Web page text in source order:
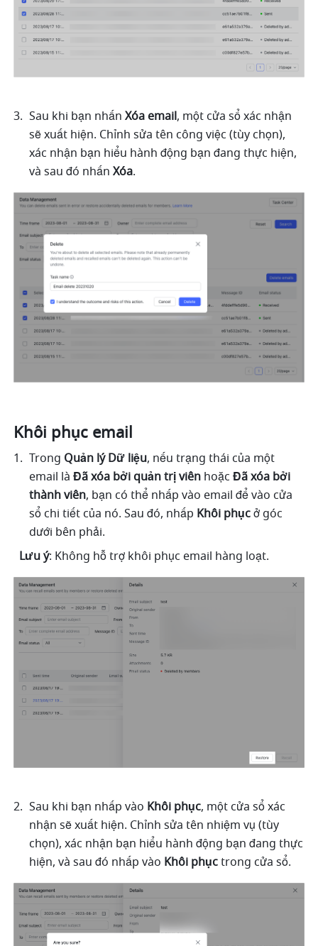
Sau khi bạn nhấn Xóa email, một cửa sổ xác nhận
sẽ xuất hiện. Chỉnh sửa tên công việc (tùy chọn),
xác nhận bạn hiểu hành động bạn đang thực hiện,
và sau đó nhấn Xóa.
Khôi phục email
Trong Quản lý Dữ liệu, nếu trạng thái của một
email là Đã xóa bởi quản trị viên hoặc Đã xóa bởi
thành viên, bạn có thể nhấp vào email để vào cửa
sổ chi tiết của nó. Sau đó, nhấp Khôi phục ở góc
dưới bên phải.
Lưu ý: Không hỗ trợ khôi phục email hàng loạt.
Sau khi bạn nhấp vào Khôi phục, một cửa sổ xác
nhận sẽ xuất hiện. Chỉnh sửa tên nhiệm vụ (tùy
chọn), xác nhận bạn hiểu hành động bạn đang thực
hiện, và sau đó nhấp vào Khôi phục trong cửa sổ.